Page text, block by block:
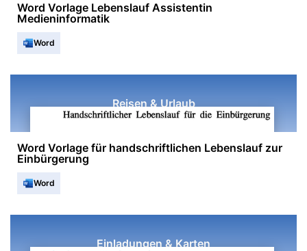
Word Vorlage Lebenslauf Assistentin
Medieninformatik
Word
Reisen & Urlaub
Word Vorlage für handschriftlichen Lebenslauf zur
Einbürgerung
Word
Einladungen & Karten